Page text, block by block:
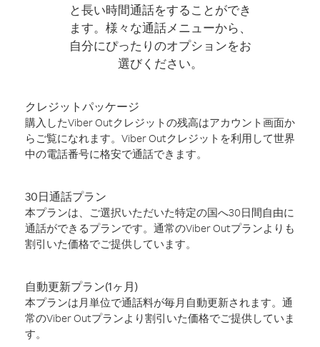
と長い時間通話をすることができ
ます。様々な通話メニューから、
自分にぴったりのオプションをお
選びください。
クレジットパッケージ
購入したViber Outクレジットの残高はアカウント画面か
らご覧になれます。Viber Outクレジットを利用して世界
中の電話番号に格安で通話できます。
30日通話プラン
本プランは、ご選択いただいた特定の国へ30日間自由に
通話ができるプランです。通常のViber Outプランよりも
割引いた価格でご提供しています。
自動更新プラン(1ヶ月)
本プランは月単位で通話料が毎月自動更新されます。通
常のViber Outプランより割引いた価格でご提供していま
す。